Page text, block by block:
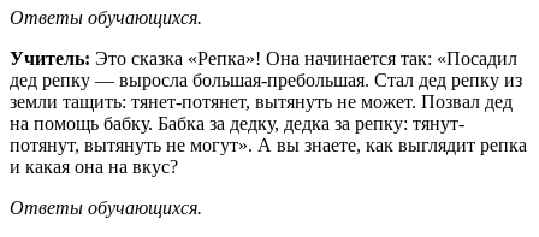
Ответы обучающихся.
Учитель: Это сказка «Репка»! Она начинается так: «Посадил
дед репку — выросла большая-пребольшая. Стал дед репку из
земли тащить: тянет-потянет, вытянуть не может. Позвал дед
на помощь бабку. Бабка за дедку, дедка за репку: тянут-
потянут, вытянуть не могут». А вы знаете, как выглядит репка
и какая она на вкус?
Ответы обучающихся.